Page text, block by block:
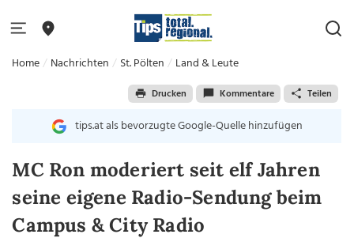
Home Nachrichten St. Pölten Land & Leute
Drucken Kommentare Teilen
tips.at als bevorzugte Google-Quelle hinzufügen
MC Ron moderiert seit elf Jahren
seine eigene Radio-Sendung beim
Campus & City Radio